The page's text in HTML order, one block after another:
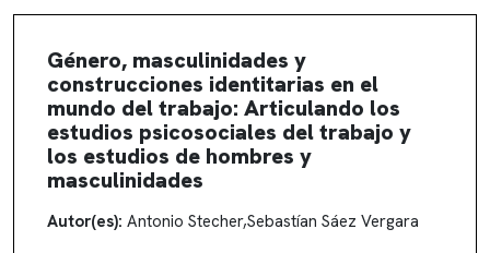
Género, masculinidades y
construcciones identitarias en el
mundo del trabajo: Articulando los
estudios psicosociales del trabajo y
los estudios de hombres y
masculinidades
Autor(es): Antonio Stecher,Sebastían Sáez Vergara